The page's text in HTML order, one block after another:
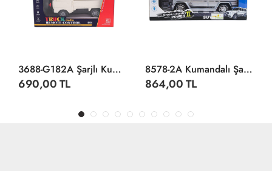
3688-G182A Şarjlı Kumandalı Duman Atan Kamyonet
690,00 TL
8578-2A Kumandalı Şarjlı Jeep Cross Country -Limon Oyuncak
864,00 TL